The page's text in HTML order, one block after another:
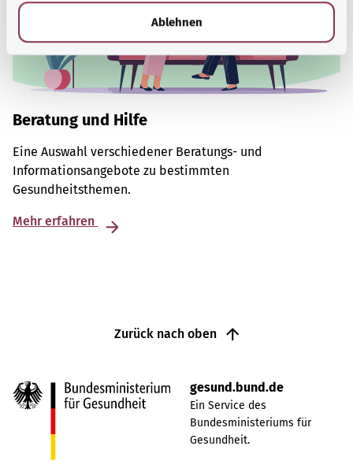
Ablehnen
Beratung und Hilfe
Eine Auswahl verschiedener Beratungs- und
Informationsangebote zu bestimmten
Gesundheitsthemen.
Mehr erfahren
Zurück nach oben
gesund.bund.de
Ein Service des
Bundesministeriums für
Gesundheit.